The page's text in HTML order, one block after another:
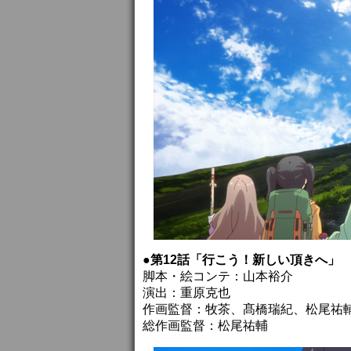
●第12話「行こう！新しい頂きへ」
脚本・絵コンテ：山本裕介
演出：重原克也
作画監督：牧茶、髙橋瑞紀、松尾祐
総作画監督：松尾祐輔